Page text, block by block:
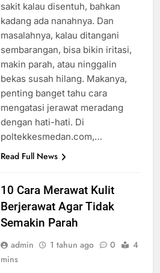
sakit kalau disentuh, bahkan
kadang ada nanahnya. Dan
masalahnya, kalau ditangani
sembarangan, bisa bikin iritasi,
makin parah, atau ninggalin
bekas susah hilang. Makanya,
penting banget tahu cara
mengatasi jerawat meradang
dengan hati-hati. Di
poltekkesmedan.com,…
Read Full News
10 Cara Merawat Kulit
Berjerawat Agar Tidak
Semakin Parah
admin 1 tahun ago 0
4
mins